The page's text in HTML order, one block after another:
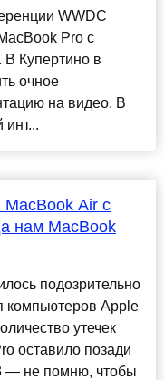
WWDC
Pro с
Купертино в
очное
на видео. В
MacBook Air с
нам MacBook
подозрительно
компьютеров Apple
утечек
оставило позади
— не помню, чтобы